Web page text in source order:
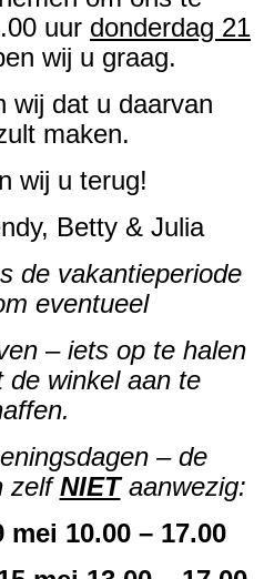
uur donderdag 21
wij u graag.
wij dat u daarvan
maken.
wij u terug!
Betty & Julia
de vakantieperiode
eventueel
– iets op te halen
de winkel aan te
– de
zelfNIETaanwezig:
10.00 – 17.00